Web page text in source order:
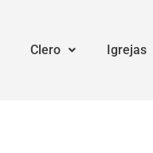
Clero Igrejas